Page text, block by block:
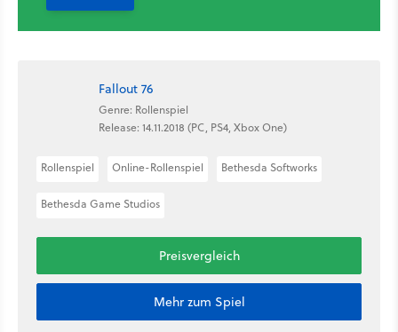
Fallout 76
Genre: Rollenspiel
Release: 14.11.2018 (PC, PS4, Xbox One)
Rollenspiel Online-Rollenspiel Bethesda Softworks
Bethesda Game Studios
Preisvergleich
Mehr zum Spiel